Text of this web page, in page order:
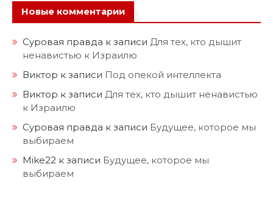
Новые комментарии
Суровая правда к записи Для тех, кто дышит
ненавистью к Израилю
Виктор к записи Под опекой интеллекта
Виктор к записи Для тех, кто дышит ненавистью
к Израилю
Суровая правда к записи Будущее, которое мы
выбираем
Mike22 к записи Будущее, которое мы
выбираем